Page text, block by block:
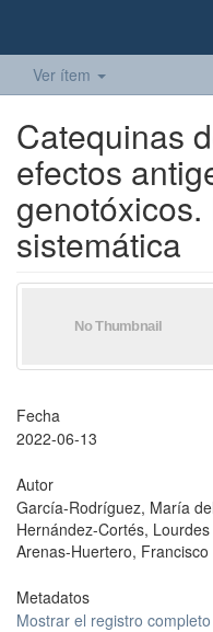
Ver ítem
Catequinas
efectos
sistemática
Fecha
2022-06-13
Autor
García-Rodríguez, María
Hernández-Cortés,
Arenas-Huertero, Francisco
Metadatos
Mostrar el registro